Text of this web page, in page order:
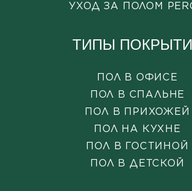
УХОД ЗА ПОЛОМ
ТИПЫ
ПОЛ В ОФИСЕ
ПОЛ В СПАЛЬНЕ
ПОЛ В ПРИХОЖЕЙ
ПОЛ НА КУХНЕ
ПОЛ В ГОСТИНОЙ
ПОЛ В ДЕТСКОЙ